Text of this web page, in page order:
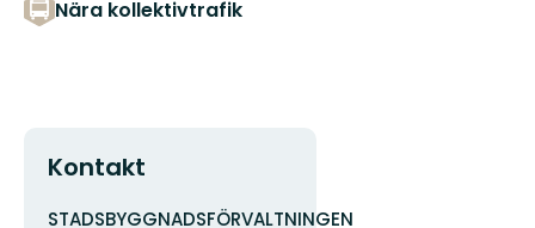
Nära kollektivtrafik
Kontakt
Adress
STADSBYGGNADSFÖRVALTNINGEN